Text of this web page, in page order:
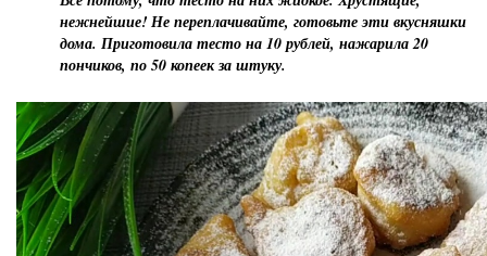
нежнейшие! Не переплачивайте, готовьте эти вкусняшки
дома. Приготовила тесто на 10 рублей, нажарила 20
пончиков, по 50 копеек за штуку.